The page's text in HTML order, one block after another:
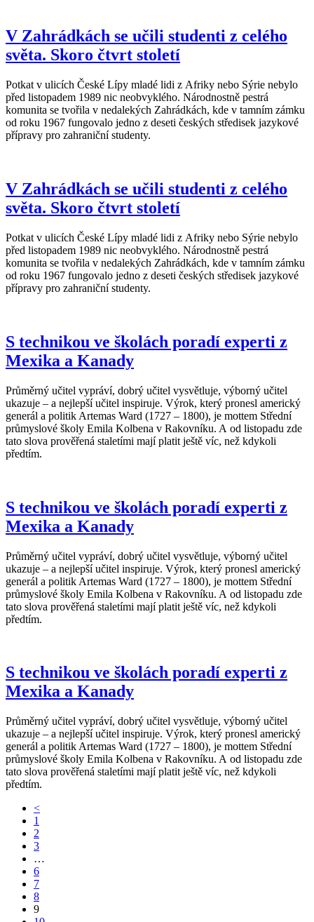
V Zahrádkách se učili studenti z celého
světa. Skoro čtvrt století
Potkat v ulicích České Lípy mladé lidi z Afriky nebo Sýrie nebylo
před listopadem 1989 nic neobvyklého. Národnostně pestrá
komunita se tvořila v nedalekých Zahrádkách, kde v tamním zámku
od roku 1967 fungovalo jedno z deseti českých středisek jazykové
přípravy pro zahraniční studenty.
V Zahrádkách se učili studenti z celého
světa. Skoro čtvrt století
Potkat v ulicích České Lípy mladé lidi z Afriky nebo Sýrie nebylo
před listopadem 1989 nic neobvyklého. Národnostně pestrá
komunita se tvořila v nedalekých Zahrádkách, kde v tamním zámku
od roku 1967 fungovalo jedno z deseti českých středisek jazykové
přípravy pro zahraniční studenty.
S technikou ve školách poradí experti z
Mexika a Kanady
Průměrný učitel vypráví, dobrý učitel vysvětluje, výborný učitel
ukazuje – a nejlepší učitel inspiruje. Výrok, který pronesl americký
generál a politik Artemas Ward (1727 – 1800), je mottem Střední
průmyslové školy Emila Kolbena v Rakovníku. A od listopadu zde
tato slova prověřená staletími mají platit ještě víc, než kdykoli
předtím.
S technikou ve školách poradí experti z
Mexika a Kanady
Průměrný učitel vypráví, dobrý učitel vysvětluje, výborný učitel
ukazuje – a nejlepší učitel inspiruje. Výrok, který pronesl americký
generál a politik Artemas Ward (1727 – 1800), je mottem Střední
průmyslové školy Emila Kolbena v Rakovníku. A od listopadu zde
tato slova prověřená staletími mají platit ještě víc, než kdykoli
předtím.
S technikou ve školách poradí experti z
Mexika a Kanady
Průměrný učitel vypráví, dobrý učitel vysvětluje, výborný učitel
ukazuje – a nejlepší učitel inspiruje. Výrok, který pronesl americký
generál a politik Artemas Ward (1727 – 1800), je mottem Střední
průmyslové školy Emila Kolbena v Rakovníku. A od listopadu zde
tato slova prověřená staletími mají platit ještě víc, než kdykoli
předtím.
<
1
2
3
…
6
7
8
9